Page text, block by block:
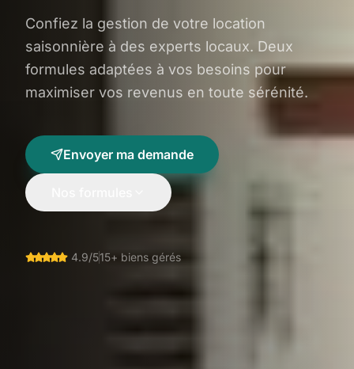
Confiez la gestion de votre location
saisonnière à des experts locaux. Deux
formules adaptées à vos besoins pour
maximiser vos revenus en toute sérénité.
Envoyer ma demande
4.9/515+ biens gérés